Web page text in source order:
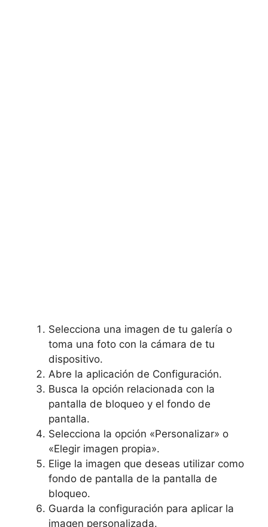
Selecciona una imagen de tu galería o
toma una foto con la cámara de tu
dispositivo.
Abre la aplicación de Configuración.
Busca la opción relacionada con la
pantalla de bloqueo y el fondo de
pantalla.
Selecciona la opción «Personalizar» o
«Elegir imagen propia».
Elige la imagen que deseas utilizar como⁣
fondo de pantalla de la ‌pantalla de
‌bloqueo.
Guarda la configuración para ​aplicar la
imagen ⁣personalizada.